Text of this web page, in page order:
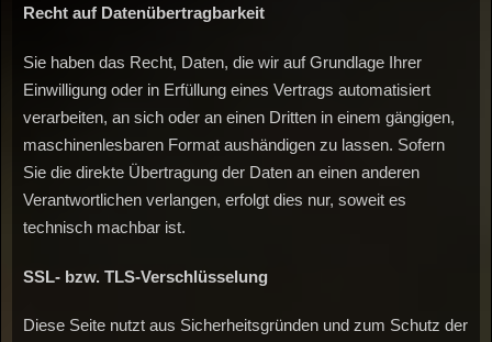
Recht auf Datenübertragbarkeit
Sie haben das Recht, Daten, die wir auf Grundlage Ihrer
Einwilligung oder in Erfüllung eines Vertrags automatisiert
verarbeiten, an sich oder an einen Dritten in einem gängigen,
maschinenlesbaren Format aushändigen zu lassen. Sofern
Sie die direkte Übertragung der Daten an einen anderen
Verantwortlichen verlangen, erfolgt dies nur, soweit es
technisch machbar ist.
SSL- bzw. TLS-Verschlüsselung
Diese Seite nutzt aus Sicherheitsgründen und zum Schutz der